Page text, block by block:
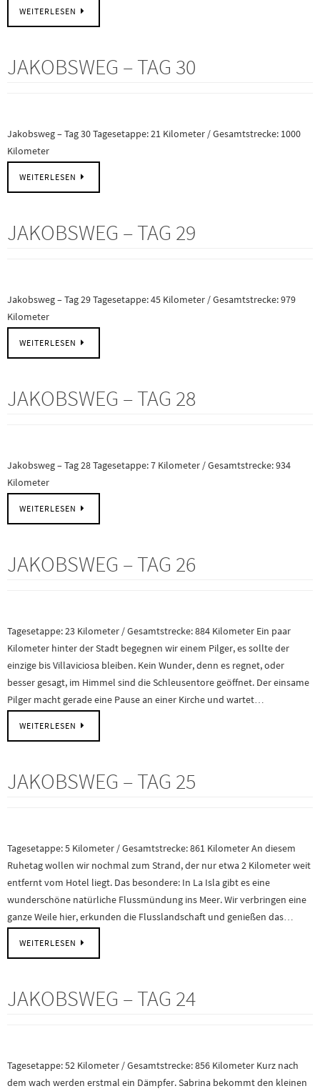
WEITERLESEN
JAKOBSWEG – TAG 30
Jakobsweg – Tag 30 Tagesetappe: 21 Kilometer / Gesamtstrecke: 1000
Kilometer
WEITERLESEN
JAKOBSWEG – TAG 29
Jakobsweg – Tag 29 Tagesetappe: 45 Kilometer / Gesamtstrecke: 979
Kilometer
WEITERLESEN
JAKOBSWEG – TAG 28
Jakobsweg – Tag 28 Tagesetappe: 7 Kilometer / Gesamtstrecke: 934
Kilometer
WEITERLESEN
JAKOBSWEG – TAG 26
Tagesetappe: 23 Kilometer / Gesamtstrecke: 884 Kilometer Ein paar
Kilometer hinter der Stadt begegnen wir einem Pilger, es sollte der
einzige bis Villaviciosa bleiben. Kein Wunder, denn es regnet, oder
besser gesagt, im Himmel sind die Schleusentore geöffnet. Der einsame
Pilger macht gerade eine Pause an einer Kirche und wartet…
WEITERLESEN
JAKOBSWEG – TAG 25
Tagesetappe: 5 Kilometer / Gesamtstrecke: 861 Kilometer An diesem
Ruhetag wollen wir nochmal zum Strand, der nur etwa 2 Kilometer weit
entfernt vom Hotel liegt. Das besondere: In La Isla gibt es eine
wunderschöne natürliche Flussmündung ins Meer. Wir verbringen eine
ganze Weile hier, erkunden die Flusslandschaft und genießen das…
WEITERLESEN
JAKOBSWEG – TAG 24
Tagesetappe: 52 Kilometer / Gesamtstrecke: 856 Kilometer Kurz nach
dem wach werden erstmal ein Dämpfer. Sabrina bekommt den kleinen